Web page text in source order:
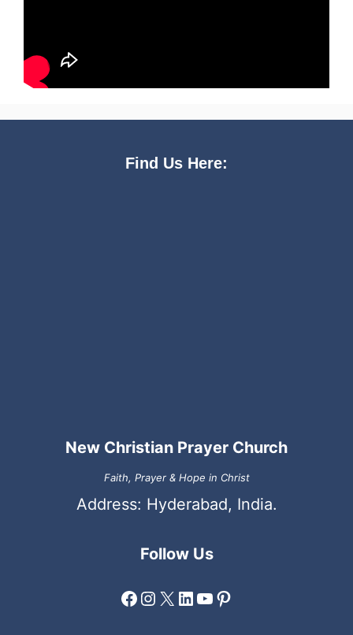
Find Us Here:
New Christian Prayer Church
Faith, Prayer & Hope in Christ
Address: Hyderabad, India.
Follow Us
Facebook
Instagram
X LinkedIn
YouTube
Pinterest